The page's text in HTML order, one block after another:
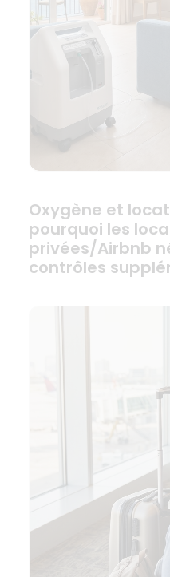
Oxygène et
pourquoi les
privées/Airbnb
contrôles